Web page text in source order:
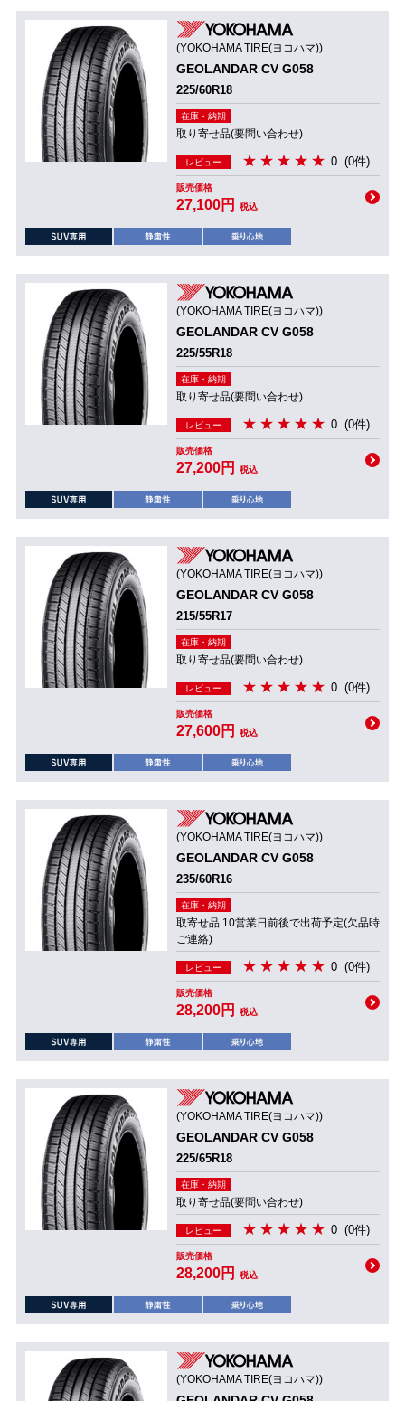
(YOKOHAMA TIRE(ヨコハマ))
GEOLANDAR CV G058
225/60R18
在庫・納期
取り寄せ品(要問い合わせ)
レビュー 0 (0件)
販売価格
27,100円 税込
(YOKOHAMA TIRE(ヨコハマ))
GEOLANDAR CV G058
225/55R18
在庫・納期
取り寄せ品(要問い合わせ)
レビュー 0 (0件)
販売価格
27,200円 税込
(YOKOHAMA TIRE(ヨコハマ))
GEOLANDAR CV G058
215/55R17
在庫・納期
取り寄せ品(要問い合わせ)
レビュー 0 (0件)
販売価格
27,600円 税込
(YOKOHAMA TIRE(ヨコハマ))
GEOLANDAR CV G058
235/60R16
在庫・納期
取寄せ品 10営業日前後で出荷予定(欠品時
ご連絡)
レビュー 0 (0件)
販売価格
28,200円 税込
(YOKOHAMA TIRE(ヨコハマ))
GEOLANDAR CV G058
225/65R18
在庫・納期
取り寄せ品(要問い合わせ)
レビュー 0 (0件)
販売価格
28,200円 税込
(YOKOHAMA TIRE(ヨコハマ))